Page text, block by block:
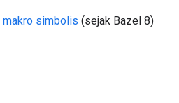
makro simbolis (sejak Bazel 8)